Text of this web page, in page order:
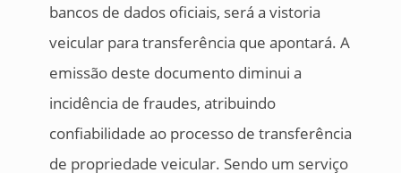
bancos de dados oficiais, será a vistoria
veicular para transferência que apontará. A
emissão deste documento diminui a
incidência de fraudes, atribuindo
confiabilidade ao processo de transferência
de propriedade veicular. Sendo um serviço